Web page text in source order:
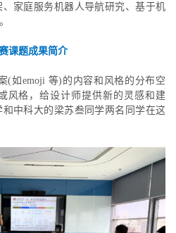
家庭服务机器人导航研究、基于机
课题成果简介
(如emoji 等)的内容和风格的分布空
风格，给设计师提供新的灵感和建
中科大的梁苏叁同学两名同学在这